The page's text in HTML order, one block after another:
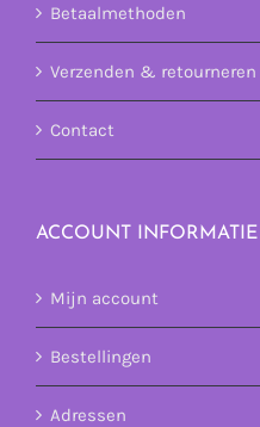
Betaalmethoden
Verzenden & retourneren
Contact
ACCOUNT INFORMATIE
Mijn account
Bestellingen
Adressen